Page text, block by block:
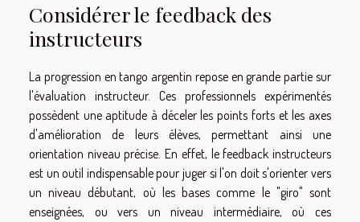
Considérer le feedback des
instructeurs
La progression en tango argentin repose en grande partie sur
l'évaluation instructeur. Ces professionnels expérimentés
possèdent une aptitude à déceler les points forts et les axes
d'amélioration de leurs élèves, permettant ainsi une
orientation niveau précise. En effet, le feedback instructeurs
est un outil indispensable pour juger si l'on doit s'orienter vers
un niveau débutant, où les bases comme le "giro" sont
enseignées, ou vers un niveau intermédiaire, où ces